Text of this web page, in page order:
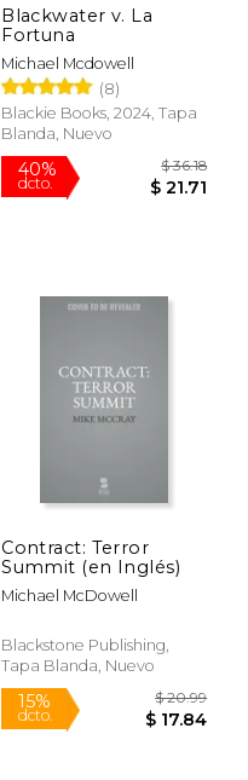
Blackwater v. La
Fortuna
Michael Mcdowell
(8)
Blackie Books, 2024, Tapa
Blanda, Nuevo
Contract: Terror
Summit (en Inglés)
Michael McDowell
Blackstone Publishing,
Tapa Blanda, Nuevo